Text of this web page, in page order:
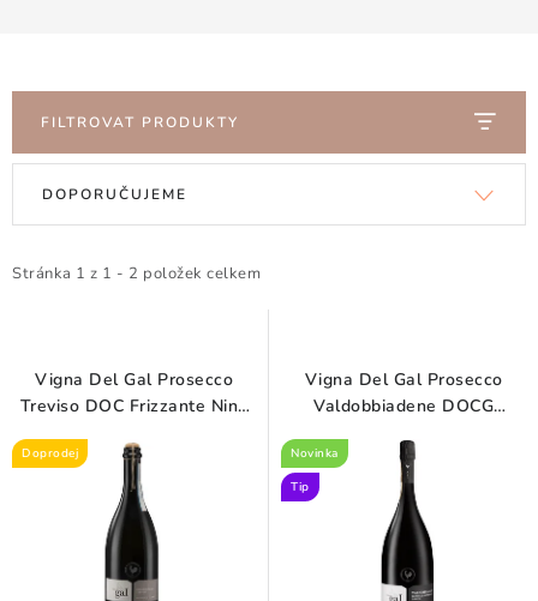
FILTROVAT PRODUKTY
i
o
d
u
Stránka 1 z 1 - 2 položek celkem
e
r
o
d
DOPORUČUJEME
Vigna Del Gal Prosecco
Treviso DOC Frizzante Nine
Doprodej
Vigna Del Gal Prosecco
Valdobbiadene DOCG
Novinka
Tip